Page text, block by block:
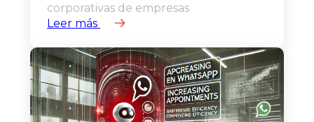
corporativas de empresas
Leer más